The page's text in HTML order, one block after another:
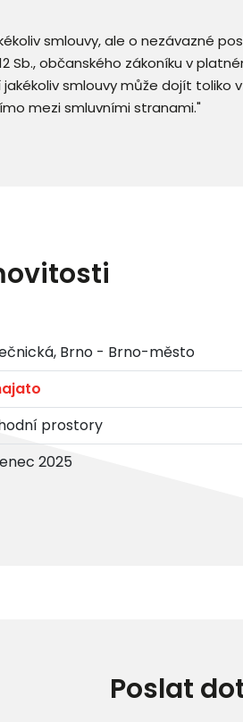
smlouvy, ale o nezávazné
Sb., občanského zákoníku v
smlouvy může dojít
mezi smluvními stranami."
Brno - Brno-město
prostory
2025
Poslat